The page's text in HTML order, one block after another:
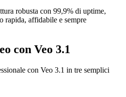
robusta con 99,9% di uptime,
rapida, affidabile e sempre
con Veo 3.1
con Veo 3.1 in tre semplici